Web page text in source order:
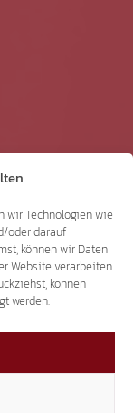
wir Technologien wie
oder darauf
können wir Daten
Website verarbeiten.
können
werden.